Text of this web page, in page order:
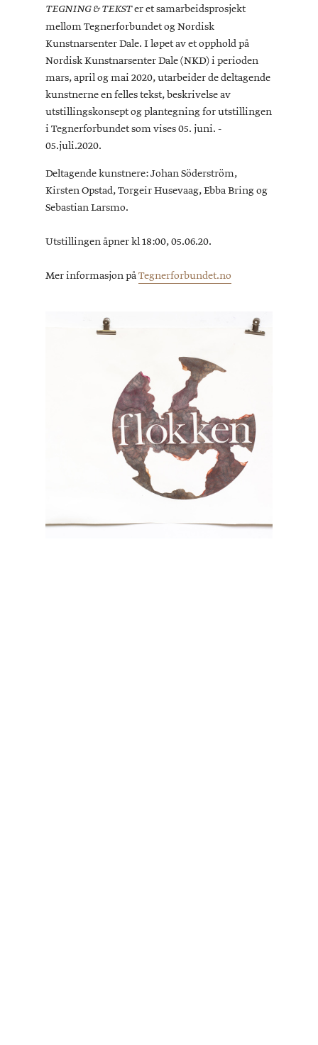
TEGNING & TEKSTer et samarbeidsprosjekt
mellom Tegnerforbundet og Nordisk
Kunstnarsenter Dale. I løpet av et opphold på
Nordisk Kunstnarsenter Dale (NKD) i perioden
mars, april og mai 2020, utarbeider de deltagende
kunstnerne en felles tekst, beskrivelse av
utstillingskonsept og plantegning for utstillingen
i Tegnerforbundet som vises 05. juni. -
05.juli.2020.
Deltagende kunstnere: Johan Söderström,
Kirsten Opstad, Torgeir Husevaag, Ebba Bring og
Sebastian Larsmo.
Utstillingen åpner kl 18:00, 05.06.20.
Mer informasjon påTegnerforbundet.no